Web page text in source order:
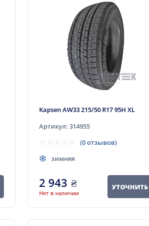
Kapsen AW33 215/50 R17 95H XL
Артикул: 314955
(0 отзывов)
зимняя
2 943 ₴
Нет в наличии
УТОЧНИТЬ